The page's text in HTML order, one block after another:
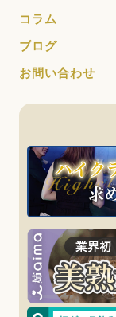
コラム
ブログ
お問い合わせ